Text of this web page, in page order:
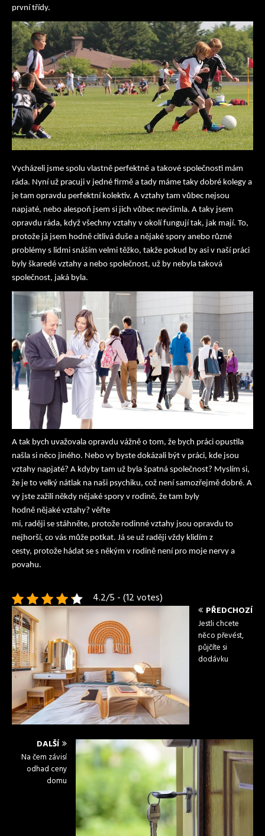
první třídy.
Vycházeli jsme spolu vlastně perfektně a takové společnosti mám
ráda. Nyní už pracuji v jedné firmě a tady máme taky dobré kolegy a
je tam opravdu perfektní kolektiv. A vztahy tam vůbec nejsou
napjaté, nebo alespoň jsem si jich vůbec nevšimla. A taky jsem
opravdu ráda, když všechny vztahy v okolí fungují tak, jak mají. To,
protože já jsem hodně citlivá duše a nějaké spory anebo různé
problémy s lidmi snáším velmi těžko, takže pokud by asi v naší práci
byly škaredé vztahy a nebo společnost, už by nebyla taková
společnost, jaká byla.
A tak bych uvažovala opravdu vážně o tom, že bych práci opustila
našla si něco jiného. Nebo vy byste dokázali být v práci, kde jsou
vztahy napjaté? A kdyby tam už byla špatná společnost? Myslím si,
že je to velký nátlak na naši psychiku, což není samozřejmě dobré. A
vy jste zažili někdy nějaké spory v rodině, že tam byly
hodně nějaké vztahy? věřte
mi, raději se stáhněte, protože rodinné vztahy jsou opravdu to
nejhorší, co vás může potkat. Já se už raději vždy klidím z
cesty, protože hádat se s někým v rodině není pro moje nervy a
povahu.
4.2/5 - (12 votes)
PŘEDCHOZÍ
Jestli chcete
něco převést,
půjčíte si
dodávku
DALŠÍ
Na čem závisí
odhad ceny
domu